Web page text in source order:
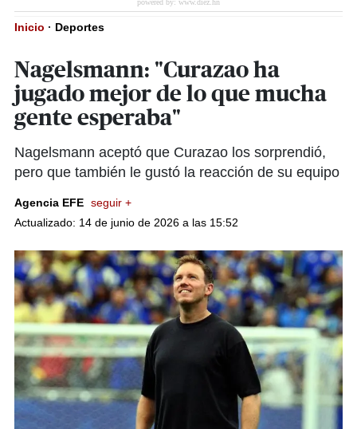
Inicio · Deportes
Nagelsmann: "Curazao ha
jugado mejor de lo que mucha
gente esperaba"
Nagelsmann aceptó que Curazao los sorprendió,
pero que también le gustó la reacción de su equipo
Agencia EFE seguir +
Actualizado: 14 de junio de 2026 a las 15:52